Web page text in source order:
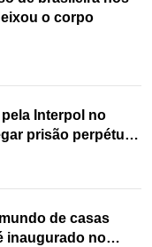
o corpo
Interpol no
prisão perpétua
de casas
inaugurado no